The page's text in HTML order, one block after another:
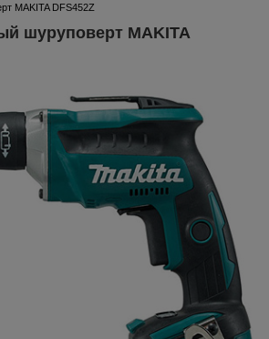
MAKITA DFS452Z
шуруповерт MAKITA